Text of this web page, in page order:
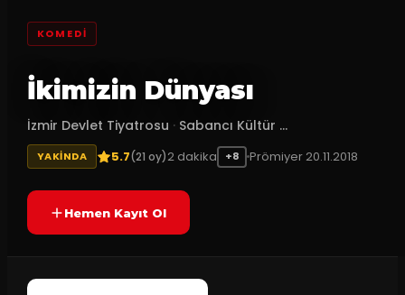
KOMEDI
İkimizin Dünyası
İzmir Devlet Tiyatrosu · Sabancı Kültür ...
YAKINDA 5.7(21 oy)2 dakika +8 Prömiyer 20.11.2018
Hemen Kayıt Ol